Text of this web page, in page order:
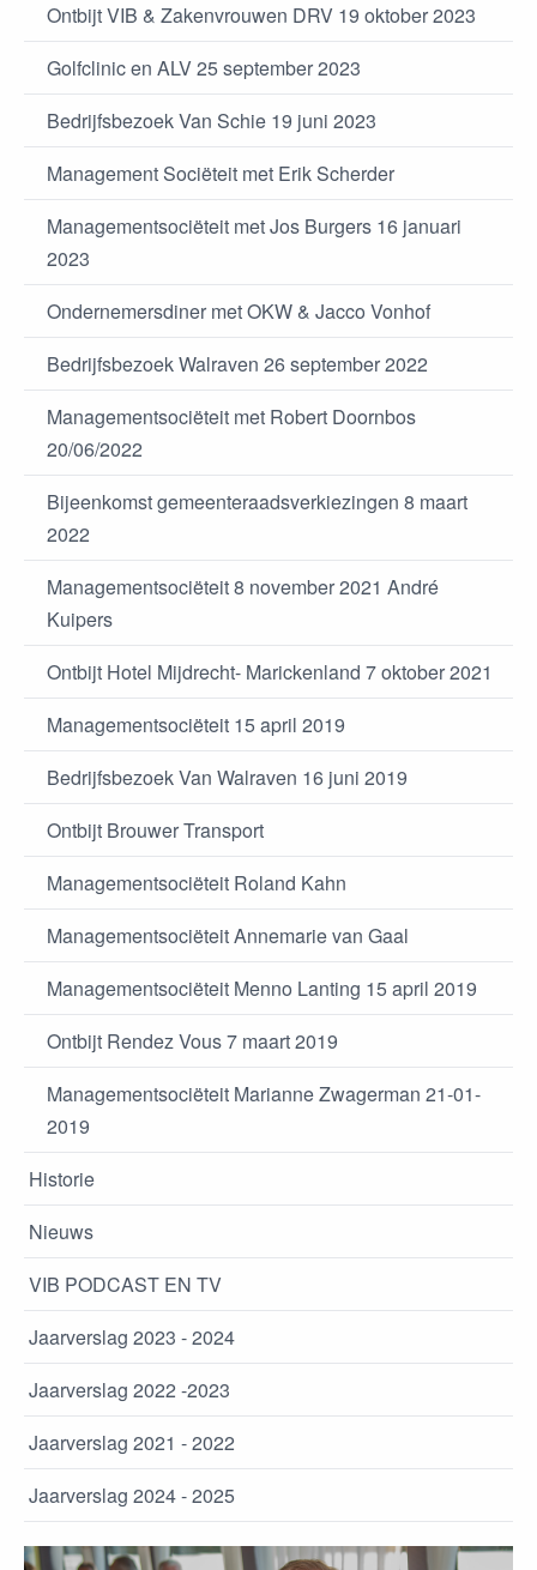
Ontbijt VIB & Zakenvrouwen DRV 19 oktober 2023
Golfclinic en ALV 25 september 2023
Bedrijfsbezoek Van Schie 19 juni 2023
Management Sociëteit met Erik Scherder
Managementsociëteit met Jos Burgers 16 januari
2023
Ondernemersdiner met OKW & Jacco Vonhof
Bedrijfsbezoek Walraven 26 september 2022
Managementsociëteit met Robert Doornbos
20/06/2022
Bijeenkomst gemeenteraadsverkiezingen 8 maart
2022
Managementsociëteit 8 november 2021 André
Kuipers
Ontbijt Hotel Mijdrecht- Marickenland 7 oktober 2021
Managementsociëteit 15 april 2019
Bedrijfsbezoek Van Walraven 16 juni 2019
Ontbijt Brouwer Transport
Managementsociëteit Roland Kahn
Managementsociëteit Annemarie van Gaal
Managementsociëteit Menno Lanting 15 april 2019
Ontbijt Rendez Vous 7 maart 2019
Managementsociëteit Marianne Zwagerman 21-01-
2019
Historie
Nieuws
VIB PODCAST EN TV
Jaarverslag 2023 - 2024
Jaarverslag 2022 -2023
Jaarverslag 2021 - 2022
Jaarverslag 2024 - 2025